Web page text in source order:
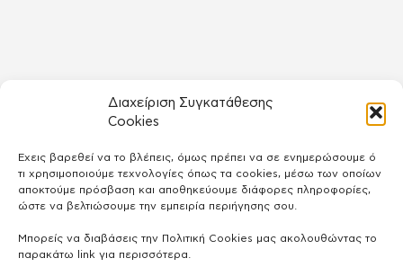
Διαχείριση Συγκατάθεσης
Cookies
Έχεις βαρεθεί να το βλέπεις, όμως πρέπει να σε ενημερώσουμε ό
τι χρησιμοποιούμε τεχνολογίες όπως τα cookies, μέσω των οποίων
αποκτούμε πρόσβαση και αποθηκεύουμε διάφορες πληροφορίες,
ώστε να βελτιώσουμε την εμπειρία περιήγησης σου.
Μπορείς να διαβάσεις την Πολιτική Cookies μας ακολουθώντας το
παρακάτω link για περισσότερα.